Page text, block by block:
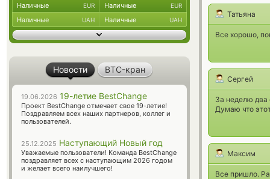
Татьяна
Все хорошо,
Сергей
За неделю два
Думаю что
Максим
Все пришло.
Наличные EUR Наличные EUR
Наличные UAH Наличные UAH
Новости BTC-кран
19.06.2026 19-летие BestChange
Проект BestChange отмечает свое 19-летие!
Поздравляем всех наших партнеров, коллег и
пользователей.
25.12.2025 Наступающий Новый год
Уважаемые пользователи! Команда BestChange
поздравляет всех с наступающим 2026 годом
и желает всего наилучшего!